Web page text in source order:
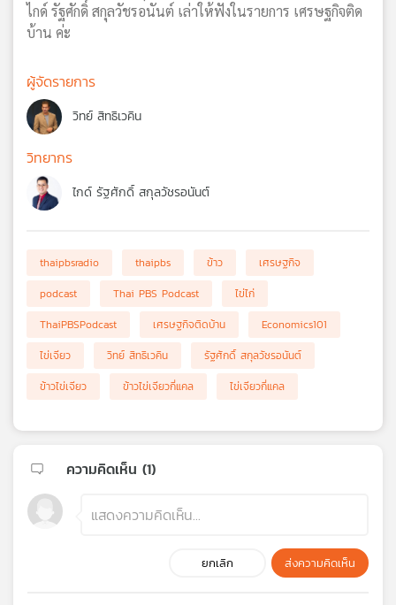
ไกด์ รัฐศักดิ์ สกุลวัชรอนันต์ เล่าให้ฟังในรายการ เศรษฐกิจติด
บ้าน ค่ะ
ผู้จัดรายการ
วิทย์ สิทธิเวคิน
วิทยากร
ไกด์ รัฐศักดิ์ สกุลวัชรอนันต์
thaipbsradio thaipbs ข้าว
เศรษฐกิจ
podcast
Thai PBS Podcast
ไข่ไก่
ThaiPBSPodcast
เศรษฐกิจติดบ้าน
Economics101
ไข่เจียว
วิทย์ สิทธิเวคิน
รัฐศักดิ์ สกุลวัชรอนันต์
ข้าวไข่เจียว
ข้าวไข่เจียวกี่แคล ไข่เจียวกี่แคล
ความคิดเห็น (1)
ยกเลิก ส่งความคิดเห็น